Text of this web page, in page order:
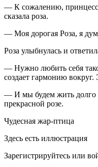
— К сожалению,
сказала роза.
— Моя дорогая Роза, я
Роза улыбнулась и
— Нужно любить себя
создает гармонию
— И мы будем жить долго и
прекрасной розе.
Чудесная жар-птица
Здесь есть иллюстрация
Зарегистрируйтесь или